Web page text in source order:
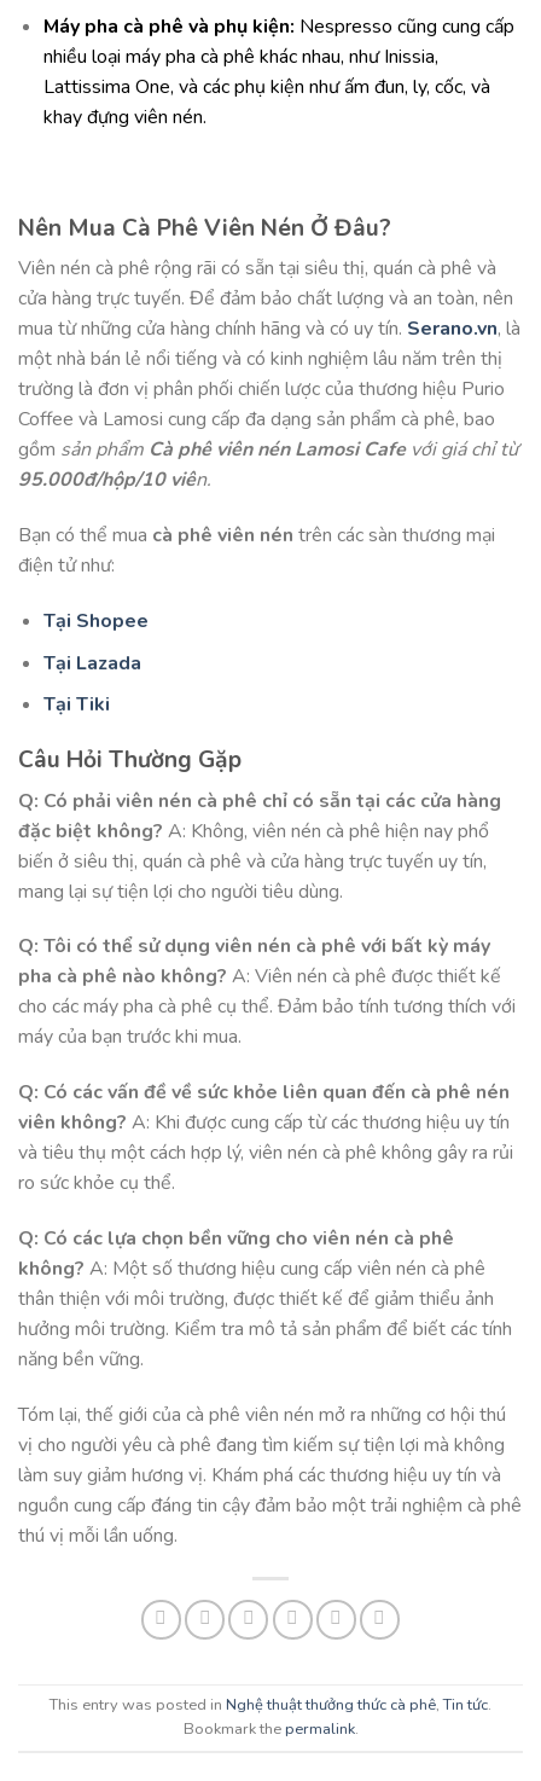
Máy pha cà phê và phụ kiện: Nespresso cũng cung cấp
nhiều loại máy pha cà phê khác nhau, như Inissia,
Lattissima One, và các phụ kiện như ấm đun, ly, cốc, và
khay đựng viên nén.
Nên Mua Cà Phê Viên Nén Ở Đâu?
Viên nén cà phê rộng rãi có sẵn tại siêu thị, quán cà phê và
cửa hàng trực tuyến. Để đảm bảo chất lượng và an toàn, nên
mua từ những cửa hàng chính hãng và có uy tín. Serano.vn, là
một nhà bán lẻ nổi tiếng và có kinh nghiệm lâu năm trên thị
trường là đơn vị phân phối chiến lược của thương hiệu Purio
Coffee và Lamosi cung cấp đa dạng sản phẩm cà phê, bao
gồm sản phẩm Cà phê viên nén Lamosi Cafevới giá chỉ từ
95.000đ/hộp/10 viên.
Bạn có thể mua cà phê viên nén trên các sàn thương mại
điện tử như:
Tại Shopee
Tại Lazada
Tại Tiki
Câu Hỏi Thường Gặp
Q: Có phải viên nén cà phê chỉ có sẵn tại các cửa hàng
đặc biệt không? A: Không, viên nén cà phê hiện nay phổ
biến ở siêu thị, quán cà phê và cửa hàng trực tuyến uy tín,
mang lại sự tiện lợi cho người tiêu dùng.
Q: Tôi có thể sử dụng viên nén cà phê với bất kỳ máy
pha cà phê nào không? A: Viên nén cà phê được thiết kế
cho các máy pha cà phê cụ thể. Đảm bảo tính tương thích với
máy của bạn trước khi mua.
Q: Có các vấn đề về sức khỏe liên quan đến cà phê nén
viên không? A: Khi được cung cấp từ các thương hiệu uy tín
và tiêu thụ một cách hợp lý, viên nén cà phê không gây ra rủi
ro sức khỏe cụ thể.
Q: Có các lựa chọn bền vững cho viên nén cà phê
không? A: Một số thương hiệu cung cấp viên nén cà phê
thân thiện với môi trường, được thiết kế để giảm thiểu ảnh
hưởng môi trường. Kiểm tra mô tả sản phẩm để biết các tính
năng bền vững.
Tóm lại, thế giới của cà phê viên nén mở ra những cơ hội thú
vị cho người yêu cà phê đang tìm kiếm sự tiện lợi mà không
làm suy giảm hương vị. Khám phá các thương hiệu uy tín và
nguồn cung cấp đáng tin cậy đảm bảo một trải nghiệm cà phê
thú vị mỗi lần uống.
This entry was posted in Nghệ thuật thưởng thức cà phê,Tin tức.
Bookmark the permalink.